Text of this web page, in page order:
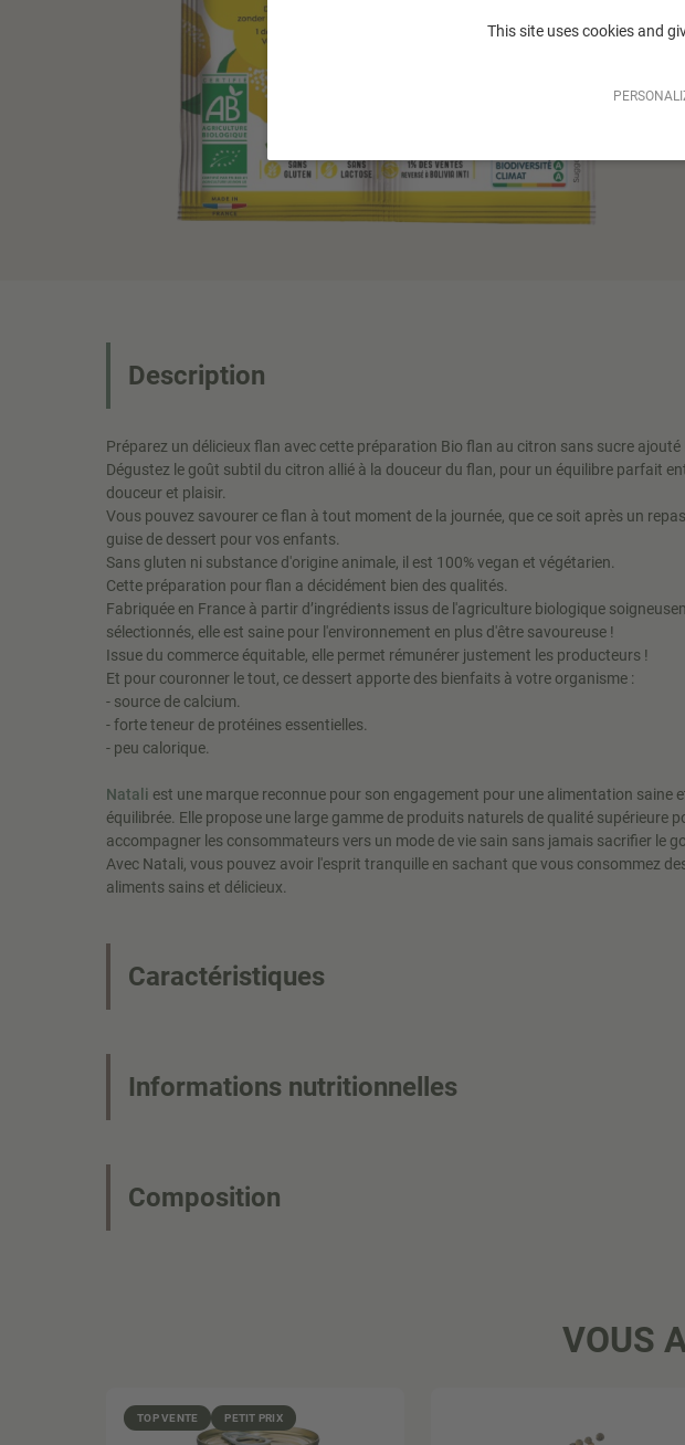
This site uses cookies and
Description
Préparez un délicieux flan avec cette préparation Bio flan au citron sans sucre ajouté
Dégustez le goût subtil du citron allié à la douceur du flan, pour un équilibre parfait
douceur et plaisir.
Vous pouvez savourer ce flan à tout moment de la journée, que ce soit après un
guise de dessert pour vos enfants.
Sans gluten ni substance d'origine animale, il est 100% vegan et végétarien.
Cette préparation pour flan a décidément bien des qualités.
Fabriquée en France à partir d’ingrédients issus de l'agriculture biologique
sélectionnés, elle est saine pour l'environnement en plus d'être savoureuse !
Issue du commerce équitable, elle permet rémunérer justement les producteurs !
Et pour couronner le tout, ce dessert apporte des bienfaits à votre organisme :
- source de calcium.
- forte teneur de protéines essentielles.
- peu calorique.
Natali est une marque reconnue pour son engagement pour une alimentation saine
équilibrée. Elle propose une large gamme de produits naturels de qualité supérieure
accompagner les consommateurs vers un mode de vie sain sans jamais sacrifier le
Avec Natali, vous pouvez avoir l'esprit tranquille en sachant que vous consommez
aliments sains et délicieux.
Caractéristiques
Informations nutritionnelles
Composition
VOUS
TOP VENTE PETIT PRIX